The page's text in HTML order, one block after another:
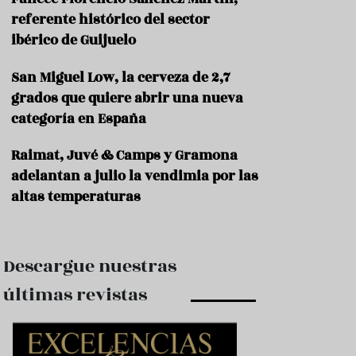
r
a
n
s
F
n
referente histórico del sector
ibérico de Guijuelo
San Miguel Low, la cerveza de 2,7
grados que quiere abrir una nueva
categoría en España
Raimat, Juvé & Camps y Gramona
adelantan a julio la vendimia por las
altas temperaturas
Descargue nuestras
últimas revistas